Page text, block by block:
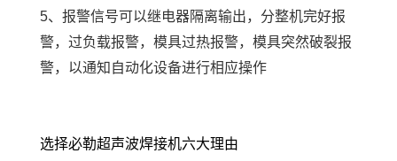
5、报警信号可以继电器隔离输出，分整机完好报
警，过负载报警，模具过热报警，模具突然破裂报
警，以通知自动化设备进行相应操作
选择必勒超声波焊接机六大理由